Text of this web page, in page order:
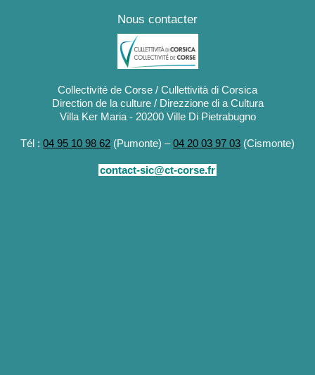
Nous contacter
Collectivité de Corse / Cullettività di Corsica
Direction de la culture / Direzzione di a Cultura
Villa Ker Maria - 20200 Ville Di Pietrabugno
Tél : 04 95 10 98 62 (Pumonte) –04 20 03 97 03 (Cismonte)
contact-sic@ct-corse.fr